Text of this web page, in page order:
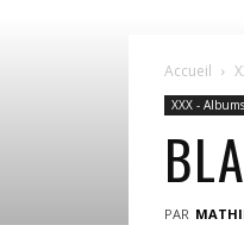
Accueil
XXX -
PAR